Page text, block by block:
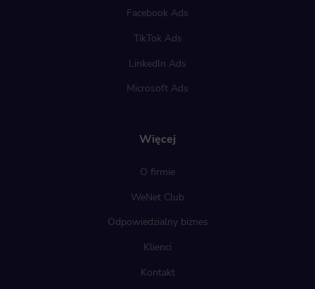
Więcej
O firmie
WeNet Club
Odpowiedzialny biznes
Klienci
Kontakt
Facebook Ads
TikTok Ads
LinkedIn Ads
Microsoft Ads